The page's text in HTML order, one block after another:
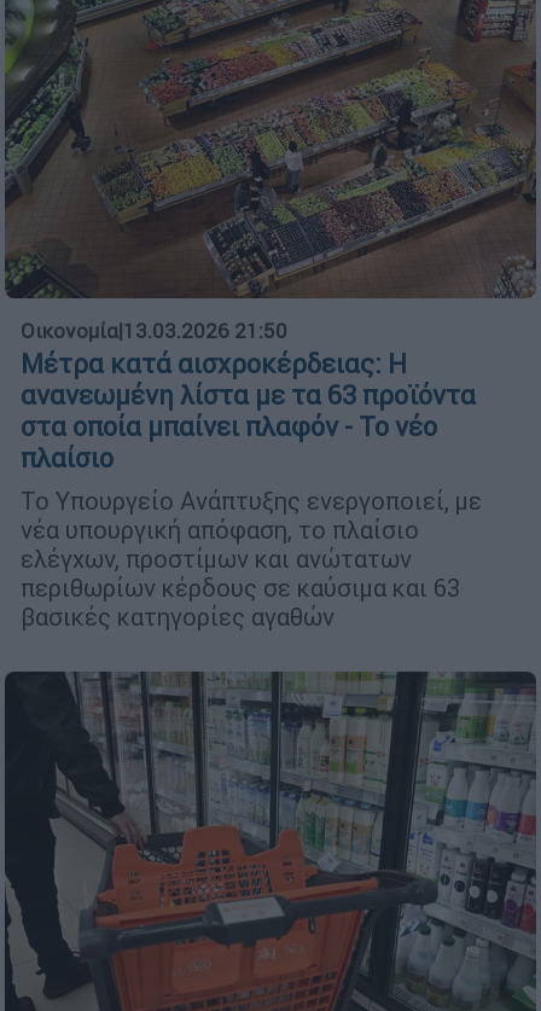
Οικονομία|13.03.2026 21:50
Μέτρα κατά αισχροκέρδειας: Η
ανανεωμένη λίστα με τα 63 προϊόντα
στα οποία μπαίνει πλαφόν - Το νέο
πλαίσιο
Το Υπουργείο Ανάπτυξης ενεργοποιεί, με
νέα υπουργική απόφαση, το πλαίσιο
ελέγχων, προστίμων και ανώτατων
περιθωρίων κέρδους σε καύσιμα και 63
βασικές κατηγορίες αγαθών